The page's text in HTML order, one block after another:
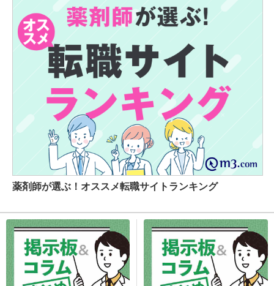
薬剤師が選ぶ！オススメ転職サイトランキング